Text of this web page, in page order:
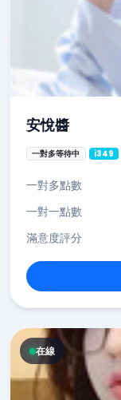
安悅醬
一對多等待中 i349
一對多點數
一對一點數
滿意度評分
在線